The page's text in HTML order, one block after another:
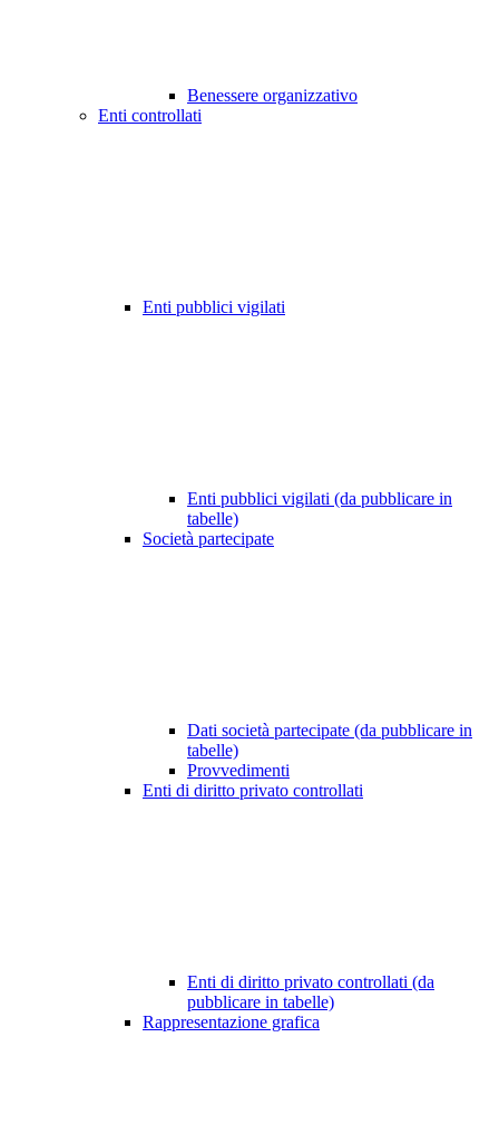
Benessere organizzativo
Enti controllati
Enti pubblici vigilati
Enti pubblici vigilati (da pubblicare in
tabelle)
Società partecipate
Dati società partecipate (da pubblicare in
tabelle)
Provvedimenti
Enti di diritto privato controllati
Enti di diritto privato controllati (da
pubblicare in tabelle)
Rappresentazione grafica